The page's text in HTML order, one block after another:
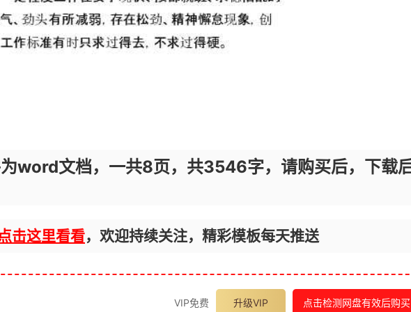
word文档，一共8页，共3546字，请购买后，下载
击这里看看，欢迎持续关注，精彩模板每天推送
VIP免费 升级VIP 点击检测网盘有效后购买